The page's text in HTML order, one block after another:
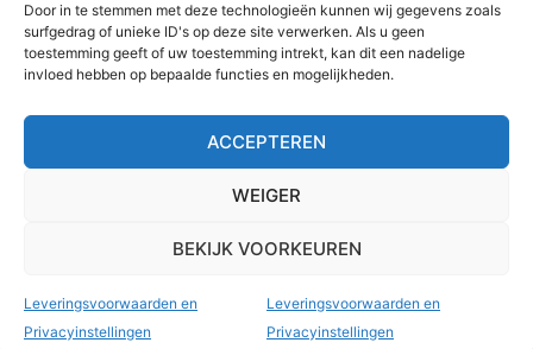
Door in te stemmen met deze technologieën kunnen wij gegevens zoals
surfgedrag of unieke ID's op deze site verwerken. Als u geen
toestemming geeft of uw toestemming intrekt, kan dit een nadelige
invloed hebben op bepaalde functies en mogelijkheden.
ACCEPTEREN
WEIGER
BEKIJK VOORKEUREN
Leveringsvoorwaarden en
Privacyinstellingen
Leveringsvoorwaarden en
Privacyinstellingen
Toevoegen aan
winkelwagen
Toevoegen aan
winkelwagen